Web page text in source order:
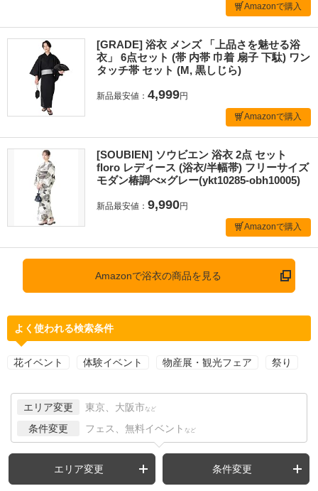
Amazonで購入
[GRADE] 浴衣 メンズ 「上品さを魅せる浴
衣」 6点セット (帯 内帯 巾着 扇子 下駄) ワン
タッチ帯 セット (M, 黒しじら)
新品最安値： 4,999円
Amazonで購入
[SOUBIEN] ソウビエン 浴衣 2点 セット
floro レディース (浴衣/半幅帯) フリーサイズ
モダン椿調べ×グレー(ykt10285-obh10005)
新品最安値： 9,990円
Amazonで購入
Amazonで浴衣の商品を見る
よく使われる検索条件
花イベント 体験イベント 物産展・観光フェア 祭り
エリア変更 東京、大阪市 など
条件変更 フェス、無料イベント など
エリア変更 条件変更